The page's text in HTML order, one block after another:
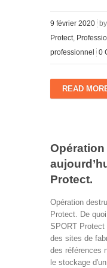
9 février 2020 by
Protect,
professionnel
0
READ
Protect.
Opération
Protect. De
SPORT
des sites de
des références
le stockage